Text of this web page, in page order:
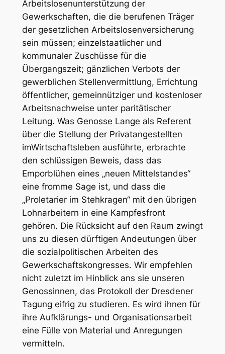
Arbeitslosenunterstützung der
Gewerkschaften, die die berufenen Träger
der gesetzlichen Arbeitslosenversicherung
sein müssen; einzelstaatlicher und
kommunaler Zuschüsse für die
Übergangszeit; gänzlichen Verbots der
gewerblichen Stellenvermittlung, Errichtung
öffentlicher, gemeinnütziger und kostenloser
Arbeitsnachweise unter paritätischer
Leitung. Was Genosse Lange als Referent
über die Stellung der Privatangestellten
imWirtschaftsleben ausführte, erbrachte
den schlüssigen Beweis, dass das
Emporblühen eines „neuen Mittelstandes“
eine fromme Sage ist, und dass die
„Proletarier im Stehkragen“ mit den übrigen
Lohnarbeitern in eine Kampfesfront
gehören. Die Rücksicht auf den Raum zwingt
uns zu diesen dürftigen Andeutungen über
die sozialpolitischen Arbeiten des
Gewerkschaftskongresses. Wir empfehlen
nicht zuletzt im Hinblick ans sie unseren
Genossinnen, das Protokoll der Dresdener
Tagung eifrig zu studieren. Es wird ihnen für
ihre Aufklärungs- und Organisationsarbeit
eine Fülle von Material und Anregungen
vermitteln.